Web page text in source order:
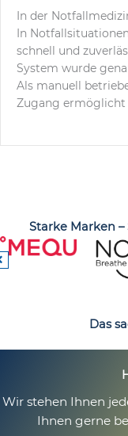
In der
In
schnell und
System wurde
Als manuell
Zugang ermöglicht
Starke Marken
Das
Wir stehen Ihnen
Ihnen gerne